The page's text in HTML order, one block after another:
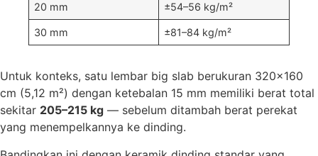
20 mm ±54–56 kg/m²
30 mm ±81–84 kg/m²
Untuk konteks, satu lembar big slab berukuran 320×160
cm (5,12 m²) dengan ketebalan 15 mm memiliki berat total
sekitar 205–215 kg — sebelum ditambah berat perekat
yang menempelkannya ke dinding.